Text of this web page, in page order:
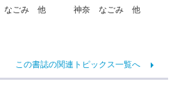
なごみ 他
神奈 なごみ 他
この書誌の関連トピックス一覧へ